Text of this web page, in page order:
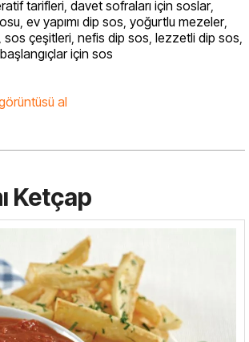
tarifleri, davet sofraları için soslar,
, ev yapımı dip sos, yoğurtlu mezeler,
sos çeşitleri, nefis dip sos, lezzetli dip sos,
başlangıçlar için sos
al
Ketçap